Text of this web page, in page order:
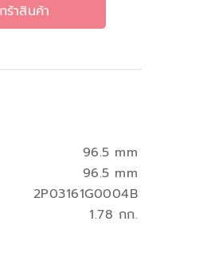
ร้าสินค้า
96.5 mm
96.5 mm
2P03161G0004B
1.78 กก.